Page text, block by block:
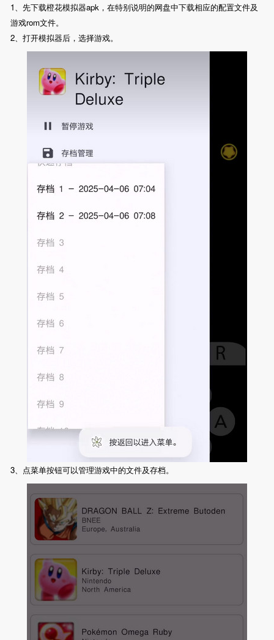
1、先下载橙花模拟器apk，在特别说明的网盘中下载相应的配置文件及
游戏rom文件。
2、打开模拟器后，选择游戏。
3、点菜单按钮可以管理游戏中的文件及存档。